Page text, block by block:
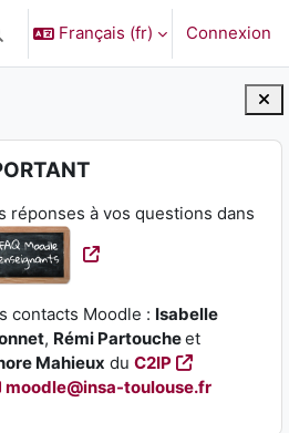
désactiver la saisie de
Français ‎(fr)‎ Connexion
réponses à vos questions dans
contacts Moodle : Isabelle
, Rémi Partoucheet
Mahieux duC2IP
moodle@insa-toulouse.fr